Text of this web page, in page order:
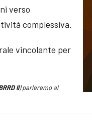
verso
complessiva.
vincolante per
II) parleremo al